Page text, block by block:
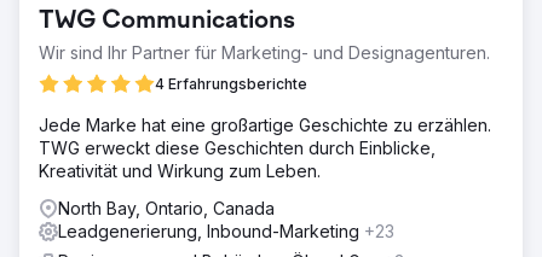
Werbebudget maximiert und die Rentabilität gesteigert
Zur Agenturseite
TWG Communications
Wir sind Ihr Partner für Marketing- und Designagenturen.
4 Erfahrungsberichte
Jede Marke hat eine großartige Geschichte zu erzählen.
TWG erweckt diese Geschichten durch Einblicke,
Kreativität und Wirkung zum Leben.
North Bay, Ontario, Canada
Leadgenerierung, Inbound-Marketing +23